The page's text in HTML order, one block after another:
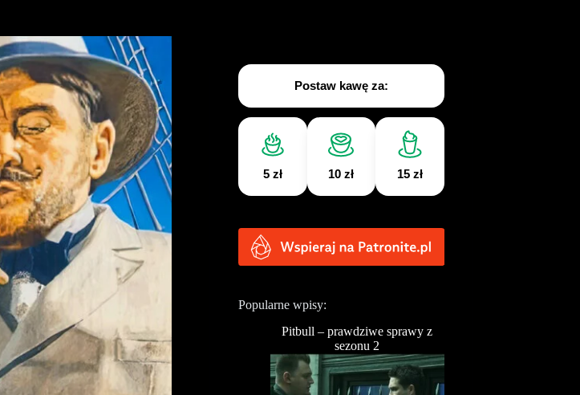
Postaw kawę za:
5 zł 10 zł 15 zł
Popularne wpisy:
Pitbull – prawdziwe sprawy z
sezonu 2